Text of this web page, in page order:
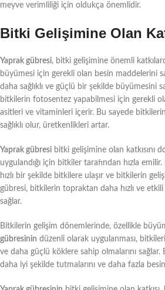
meyve verimliliği için oldukça önemlidir.
Bitki Gelişimine Olan
Yaprak gübresi, bitki gelişimine önemli
büyümesi için gerekli olan besin maddelerini
daha sağlıklı ve güçlü bir şekilde büyümesini
bitkilerin fotosentez yapabilmesi için gerekli
asitleri ve vitaminleri içerir. Bu sayede
sağlıklı olur, üretkenlikleri artar.
Yaprak gübresi bitki gelişimine olan katkısını
uygulandığı için bitkiler tarafından hızla
hızlı bir şekilde bitkilere ulaşır ve bitkilerin
gübresi, bitkilerin topraktan daha hızlı ve
sağlar.
Bitkilerin gelişim dönemlerinde, özellikle
gübresinin düzenli olarak uygulanması,
ve daha güçlü köklere sahip olmalarını
daha iyi şekilde tutmalarını ve daha fazla